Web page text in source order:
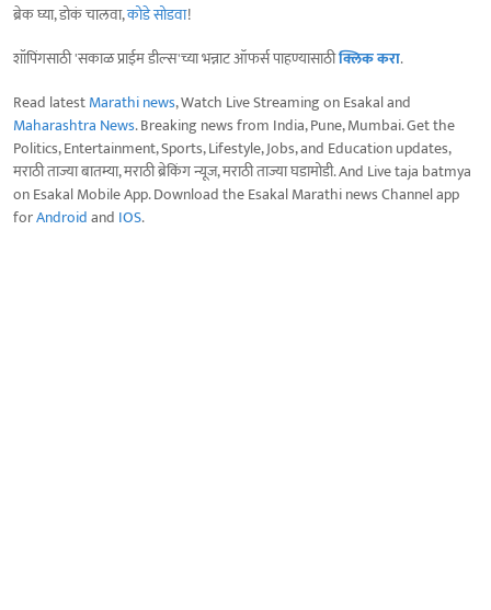
ब्रेक घ्या, डोकं चालवा,कोडे सोडवा!
शॉपिंगसाठी 'सकाळ प्राईम डील्स'च्या भन्नाट ऑफर्स पाहण्यासाठीक्लिक करा.
Read latestMarathi news, Watch Live Streaming on Esakal and
Maharashtra News. Breaking news from India, Pune, Mumbai. Get the
Politics, Entertainment, Sports, Lifestyle, Jobs, and Education updates,
मराठी ताज्या बातम्या, मराठी ब्रेकिंग न्यूज, मराठी ताज्या घडामोडी. And Live taja batmya
on Esakal Mobile App. Download the Esakal Marathi news Channel app
forAndroidand IOS.